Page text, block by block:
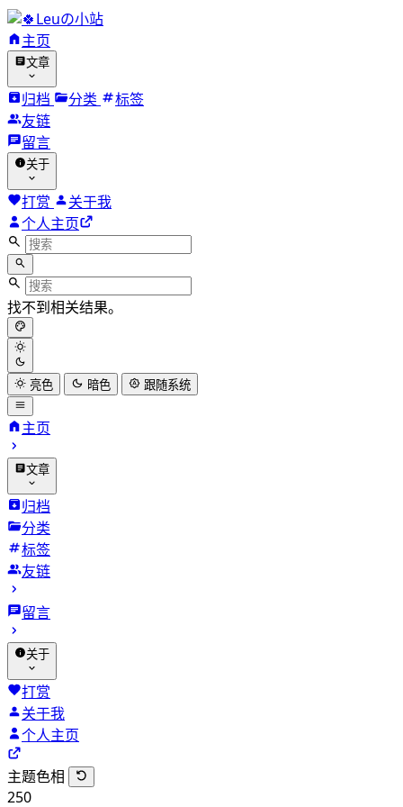
Leuの小站
主页
文章
归档 分类
标签
友链
留言
关于
打赏
关于我
个人主页
找不到相关结果。
亮色 暗色 跟随系统
主页
文章
归档
分类
标签
友链
留言
关于
打赏
关于我
个人主页
主题色相
250